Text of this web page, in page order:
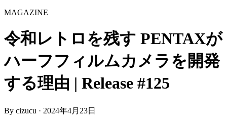
MAGAZINE
令和レトロを残す PENTAXが
ハーフフィルムカメラを開発
する理由 | Release #125
By cizucu · 2024年4月23日